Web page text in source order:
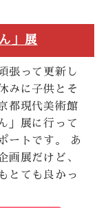
」展
張って更新し
みに子供とそ
都現代美術館
」展に行って
ートです。 あ
画展だけど、
とても良かっ